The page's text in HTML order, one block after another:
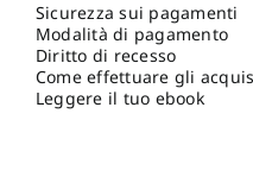
Sicurezza sui pagamenti
Modalità di pagamento
Diritto di recesso
Come effettuare gli
Leggere il tuo ebook